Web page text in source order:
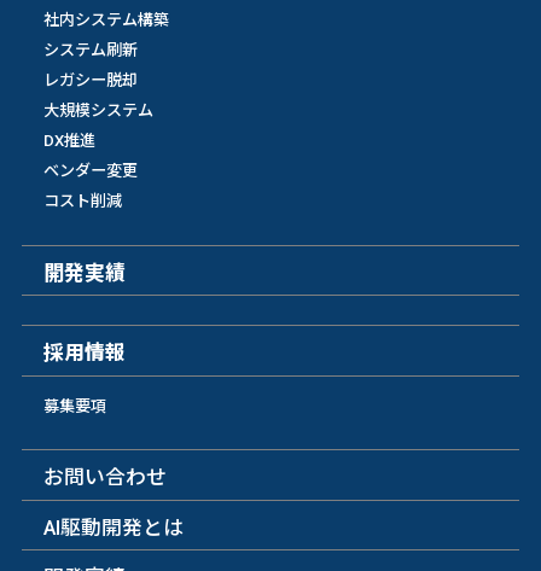
社内システム構築
システム刷新
レガシー脱却
大規模システム
DX推進
ベンダー変更
コスト削減
開発実績
採用情報
募集要項
お問い合わせ
AI駆動開発とは